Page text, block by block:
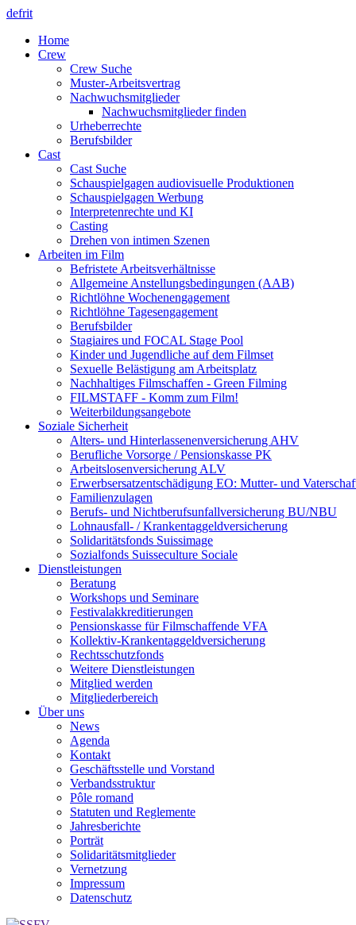
defrit
Home
Crew
Crew Suche
Muster-Arbeitsvertrag
Nachwuchsmitglieder
Nachwuchsmitglieder finden
Urheberrechte
Berufsbilder
Cast
Cast Suche
Schauspielgagen audiovisuelle Produktionen
Schauspielgagen Werbung
Interpretenrechte und KI
Casting
Drehen von intimen Szenen
Arbeiten im Film
Befristete Arbeitsverhältnisse
Allgemeine Anstellungsbedingungen (AAB)
Richtlöhne Wochenengagement
Richtlöhne Tagesengagement
Berufsbilder
Stagiaires und FOCAL Stage Pool
Kinder und Jugendliche auf dem Filmset
Sexuelle Belästigung am Arbeitsplatz
Nachhaltiges Filmschaffen - Green Filming
FILMSTAFF - Komm zum Film!
Weiterbildungsangebote
Soziale Sicherheit
Alters- und Hinterlassenenversicherung AHV
Berufliche Vorsorge / Pensionskasse PK
Arbeitslosenversicherung ALV
Erwerbsersatzentschädigung EO: Mutter- und
Familienzulagen
Berufs- und Nichtberufsunfallversicherung BU/NBU
Lohnausfall- / Krankentaggeldversicherung
Solidaritätsfonds Suissimage
Sozialfonds Suisseculture Sociale
Dienstleistungen
Beratung
Workshops und Seminare
Festivalakkreditierungen
Pensionskasse für Filmschaffende VFA
Kollektiv-Krankentaggeldversicherung
Rechtsschutzfonds
Weitere Dienstleistungen
Mitglied werden
Mitgliederbereich
Über uns
News
Agenda
Kontakt
Geschäftsstelle und Vorstand
Verbandsstruktur
Pôle romand
Statuten und Reglemente
Jahresberichte
Porträt
Solidaritätsmitglieder
Vernetzung
Impressum
Datenschutz